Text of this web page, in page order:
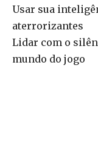
Usar sua
aterrorizantes
Lidar com o
mundo do jogo